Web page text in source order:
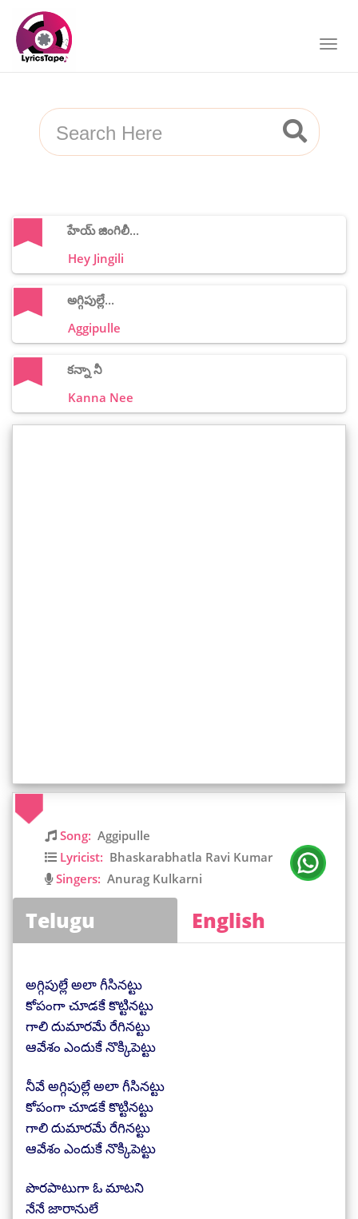
హేయ్ జింగిలీ...
Hey Jingili
అగ్గిపుల్లే...
Aggipulle
కన్నా నీ
Kanna Nee
Song: Aggipulle
Lyricist: Bhaskarabhatla Ravi Kumar
Singers: Anurag Kulkarni
Telugu English
అగ్గిపుల్లే అలా గీసినట్టు
కోపంగా చూడకే కొట్టినట్టు
గాలి దుమారమే రేగినట్టు
ఆవేశం ఎందుకే నొక్కిపెట్టు
నీవే అగ్గిపుల్లే అలా గీసినట్టు
కోపంగా చూడకే కొట్టినట్టు
గాలి దుమారమే రేగినట్టు
ఆవేశం ఎందుకే నొక్కిపెట్టు
పొరపాటుగా ఓ మాటని
నేనే జారానులే